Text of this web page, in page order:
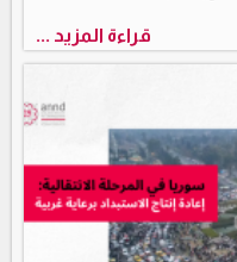
قراءة المزيد ...